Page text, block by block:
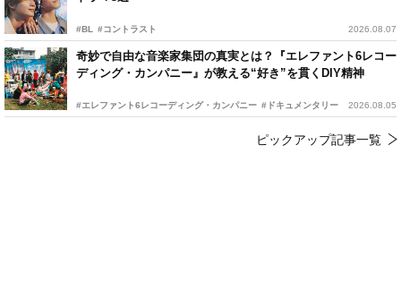
#BL #コントラスト 2026.08.07
奇妙で自由な音楽家集団の真実とは？『エレファント6レコー
ディング・カンパニー』が教える“好き”を貫くDIY精神
#エレファント6レコーディング・カンパニー #ドキュメンタリー 2026.08.05
ピックアップ記事一覧